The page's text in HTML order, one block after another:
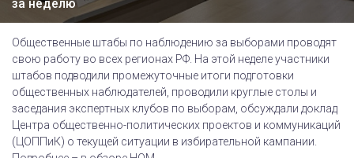
за неделю
Общественные штабы по наблюдению за выборами проводят
свою работу во всех регионах РФ. На этой неделе участники
штабов подводили промежуточные итоги подготовки
общественных наблюдателей, проводили круглые столы и
заседания экспертных клубов по выборам, обсуждали доклад
Центра общественно-политических проектов и коммуникаций
(ЦОППиК) о текущей ситуации в избирательной кампании.